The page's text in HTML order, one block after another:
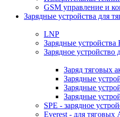
GSM управление и
Зарядные устройства для
LNP
Зарядные устройства
Зарядное устройство
Заряд тяговых
Зарядные
Зарядные
Зарядные
SPE - зарядное
Everest - для